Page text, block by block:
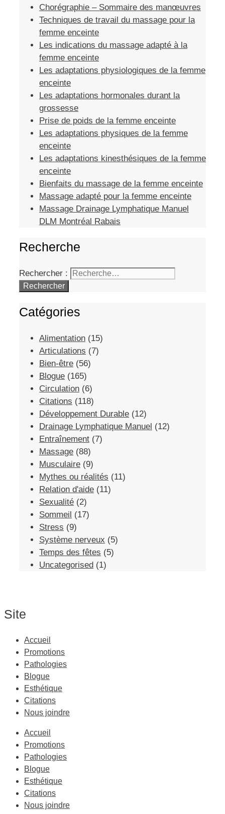
Chorégraphie – Sommaire des manœuvres
Techniques de travail du massage pour la
femme enceinte
Les indications du massage adapté à la
femme enceinte
Les adaptations physiologiques de la femme
enceinte
Les adaptations hormonales durant la
grossesse
Prise de poids de la femme enceinte
Les adaptations physiques de la femme
enceinte
Les adaptations kinesthésiques de la femme
enceinte
Bienfaits du massage de la femme enceinte
Massage adapté pour la femme enceinte
Massage Drainage Lymphatique Manuel
DLM Montréal Rabais
Recherche
Rechercher :
Catégories
Alimentation (15)
Articulations (7)
Bien-être (56)
Blogue (165)
Circulation (6)
Citations (118)
Développement Durable (12)
Drainage Lymphatique Manuel (12)
Entraînement (7)
Massage (88)
Musculaire (9)
Mythes ou réalités (11)
Relation d'aide (11)
Sexualité (2)
Sommeil (17)
Stress (9)
Système nerveux (5)
Temps des fêtes (5)
Uncategorised (1)
Site
Accueil
Promotions
Pathologies
Blogue
Esthétique
Citations
Nous joindre
Accueil
Promotions
Pathologies
Blogue
Esthétique
Citations
Nous joindre